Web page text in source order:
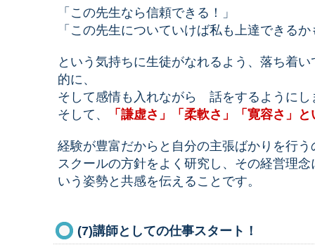
「この先生なら信頼できる！」
「この先生についていけば私も上達できる
という気持ちに生徒がなれるよう、落ち
的に、
そして感情も入れながら 話をするようにし
そして、
「謙虚さ」「柔軟さ」「寛容さ」
経験が豊富だからと自分の主張ばかりを行う
スクールの方針をよく研究し、その経営理
いう姿勢と共感を伝えることです。
(7)講師としての仕事スタート！